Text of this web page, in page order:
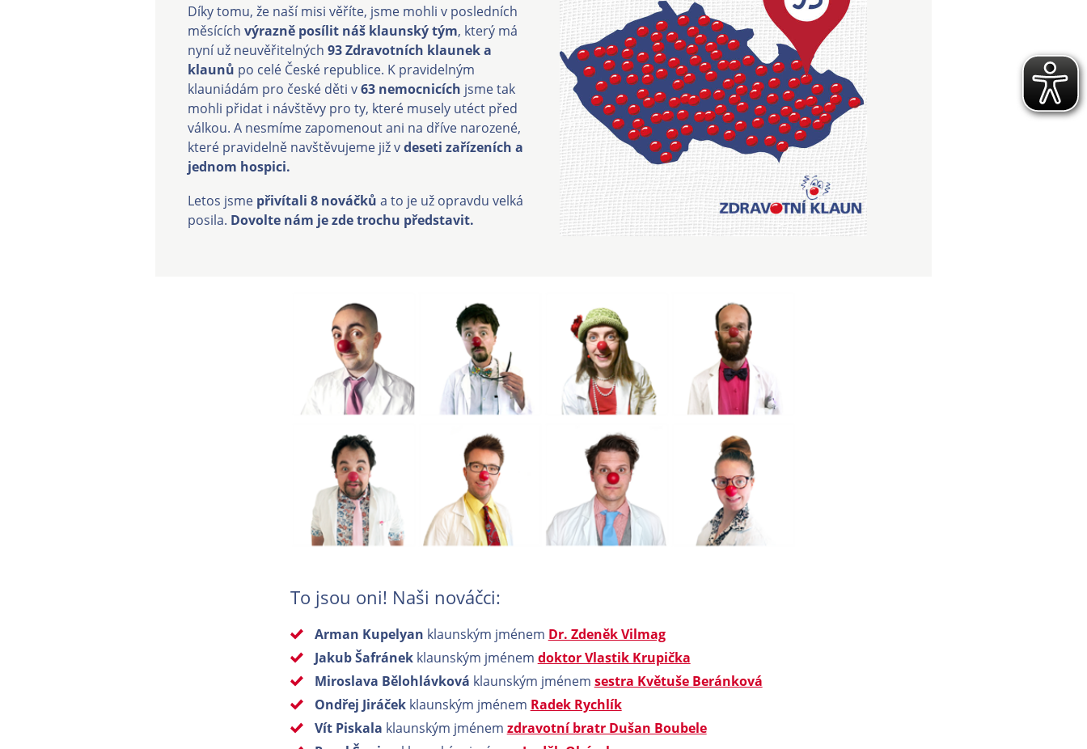
Díky tomu, že naší misi věříte, jsme mohli v posledních
měsících výrazně posílit náš klaunský tým, který má
nyní už neuvěřitelných 93 Zdravotních klaunek a
klaunů po celé České republice. K pravidelným
klauniádám pro české děti v63 nemocnicích jsme tak
mohli přidat i návštěvy pro ty, které musely utéct před
válkou. A nesmíme zapomenout ani na dříve narozené,
které pravidelně navštěvujeme již vdeseti zařízeních a
jednom hospici.
Letos jsme přivítali 8 nováčků a to je už opravdu velká
posila. Dovolte nám je zde trochu představit.
To jsou oni! Naši nováčci:
Arman Kupelyan klaunským jménem Dr. Zdeněk Vilmag
Jakub Šafránek klaunským jménem doktor Vlastik Krupička
Miroslava Bělohlávková klaunským jménem sestra Květuše Beránková
Ondřej Jiráček klaunským jménem Radek Rychlík
Vít Piskala klaunským jménem zdravotní bratr Dušan Boubele